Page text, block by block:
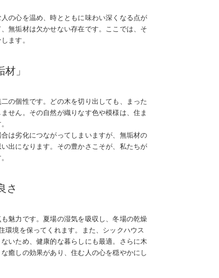
の心を温め、時とともに味わい深くなる点が
無垢材は欠かせない存在です。ここでは、そ
ます。
」
の個性です。どの木を切り出しても、まった
せん。その自然が織りなす色や模様は、住ま
は劣化につながってしまいますが、無垢材の
出になります。その豊かさこそが、私たちが
さ
魅力です。夏場の湿気を吸収し、冬場の乾燥
環境を保ってくれます。また、シックハウス
いため、健康的な暮らしにも最適。さらに木
癒しの効果があり、住む人の心を穏やかにし